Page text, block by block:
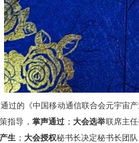
过的《中国移动通信联合会元宇宙
指导， 掌声通过 ； 大会选举联席主
生 ； 大会授权秘书长决定秘书长团